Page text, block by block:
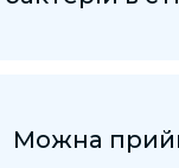
Можна